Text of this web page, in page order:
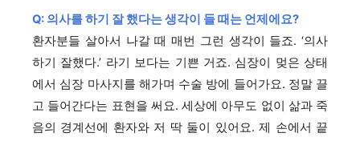
Q: 의사를 하기 잘 했다는 생각이 들 때는 언제에요?
환자분들 살아서 나갈 때 매번 그런 생각이 들죠. ‘의사
하기 잘했다.’ 라기 보다는 기쁜 거죠. 심장이 멎은 상태
에서 심장 마사지를 해가며 수술 방에 들어가요. 정말 끌
고 들어간다는 표현을 써요. 세상에 아무도 없이 삶과 죽
음의 경계선에 환자와 저 딱 둘이 있어요. 제 손에서 끝